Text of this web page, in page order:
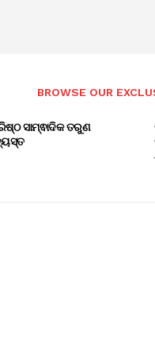
BROWSE OUR
ସାମ୍ଵାଦିକ ତରୁଣ